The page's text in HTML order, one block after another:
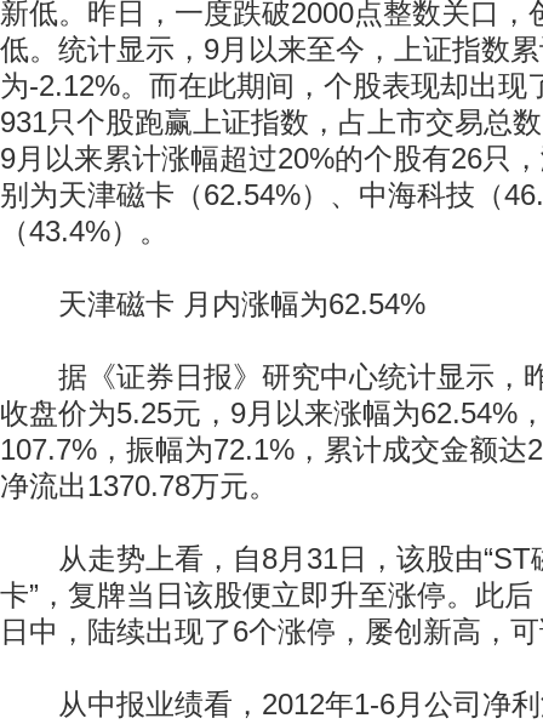
新低。昨日，一度跌破2000点整数关口，
低。统计显示，9月以来至今，上证指数
为-2.12%。而在此期间，个股表现却出现
931只个股跑赢上证指数，占上市交易总
9月以来累计涨幅超过20%的个股有26只
别为天津磁卡（62.54%）、中海科技（
（43.4%）。
天津磁卡 月内涨幅为62.54%
据《证券日报》研究中心统计显示，
收盘价为5.25元，9月以来涨幅为62.54%
107.7%，振幅为72.1%，累计成交金额达
净流出1370.78万元。
从走势上看，自8月31日，该股由“ST
卡”，复牌当日该股便立即升至涨停。此
日中，陆续出现了6个涨停，屡创新高，
从中报业绩看，2012年1-6月公司净利